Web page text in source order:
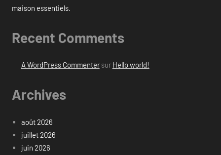
maison essentiels.
Recent Comments
A WordPress Commentersur Hello world!
Archives
août 2026
juillet 2026
juin 2026